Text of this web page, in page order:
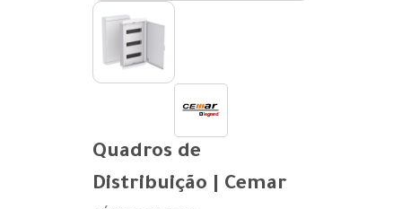
Quadros de
Distribuição | Cemar